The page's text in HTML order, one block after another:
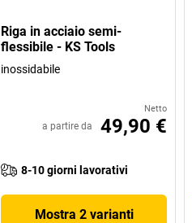
Riga in acciaio semi-
flessibile - KS Tools
inossidabile
Netto
a partire da 49,90 €
8-10 giorni lavorativi
Mostra 2 varianti